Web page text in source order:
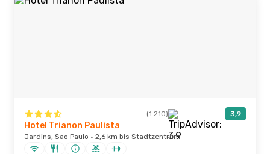
(1.210) 3,9
Hotel Trianon Paulista
Jardins, Sao Paulo · 2,6 km bis Stadtzentrum